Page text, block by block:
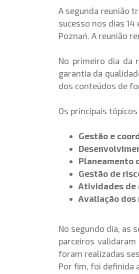
A segunda reunião
sucesso nos dias 14
Poznań. A reunião
No primeiro dia da
garantia da
dos conteúdos de
Os principais
Gestão e
Planeamento
Gestão de
Atividades de
Avaliação
No segundo dia, as
parceiros
foram realizadas
Por fim, foi definida